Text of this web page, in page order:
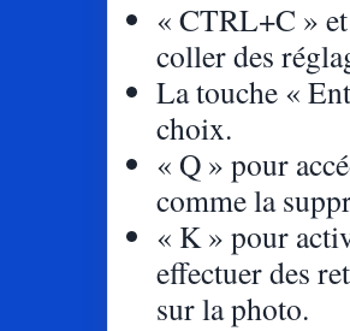
« CTRL+C »
coller des
La touche «
choix.
« Q » pour
comme la
« K » pour
effectuer des
sur la photo.